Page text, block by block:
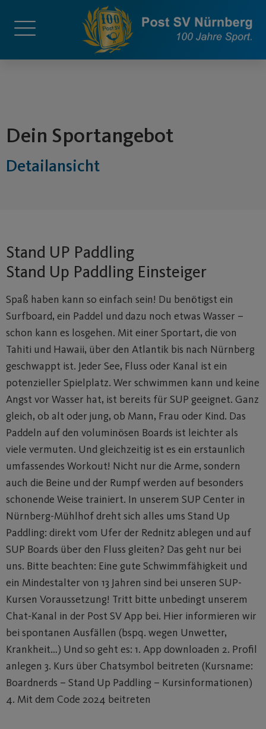
Dein Sportangebot
Detailansicht
Stand UP Paddling
Stand Up Paddling Einsteiger
Spaß haben kann so einfach sein! Du benötigst ein
Surfboard, ein Paddel und dazu noch etwas Wasser –
schon kann es losgehen. Mit einer Sportart, die von
Tahiti und Hawaii, über den Atlantik bis nach Nürnberg
geschwappt ist. Jeder See, Fluss oder Kanal ist ein
potenzieller Spielplatz. Wer schwimmen kann und keine
Angst vor Wasser hat, ist bereits für SUP geeignet. Ganz
gleich, ob alt oder jung, ob Mann, Frau oder Kind. Das
Paddeln auf den voluminösen Boards ist leichter als
viele vermuten. Und gleichzeitig ist es ein erstaunlich
umfassendes Workout! Nicht nur die Arme, sondern
auch die Beine und der Rumpf werden auf besonders
schonende Weise trainiert. In unserem SUP Center in
Nürnberg-Mühlhof dreht sich alles ums Stand Up
Paddling: direkt vom Ufer der Rednitz ablegen und auf
SUP Boards über den Fluss gleiten? Das geht nur bei
uns. Bitte beachten: Eine gute Schwimmfähigkeit und
ein Mindestalter von 13 Jahren sind bei unseren SUP-
Kursen Voraussetzung! Tritt bitte unbedingt unserem
Chat-Kanal in der Post SV App bei. Hier informieren wir
bei spontanen Ausfällen (bspq. wegen Unwetter,
Krankheit…) Und so geht es: 1. App downloaden 2. Profil
anlegen 3. Kurs über Chatsymbol beitreten (Kursname:
Boardnerds – Stand Up Paddling – Kursinformationen)
4. Mit dem Code 2024 beitreten